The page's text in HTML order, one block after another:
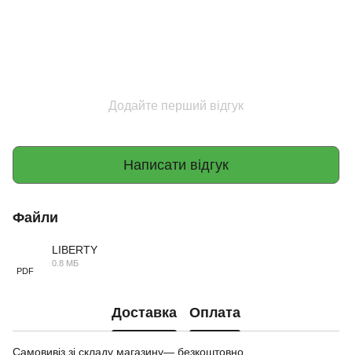
Додайте перший відгук
Написати відгук
Файли
PDF
LIBERTY
0.8 МБ
Доставка Оплата
Самовивіз зі складу магазину— безкоштовно.